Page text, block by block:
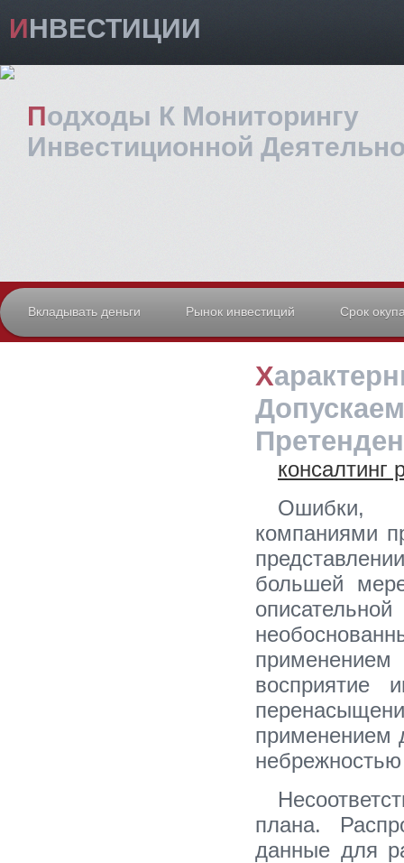
ИНВЕСТИЦИИ
Подходы К Мониторингу
Инвестиционной
Вкладывать деньги Рынок инвестиций Срок
Характерные Ошибки,
консалтинг
Ошибки,
компаниями
большей
восприятие
применением
плана.
данные для